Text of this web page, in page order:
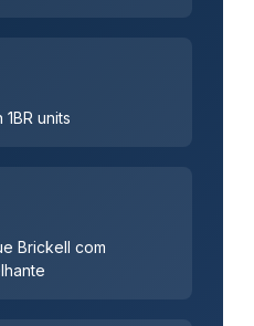
units
Brickell com